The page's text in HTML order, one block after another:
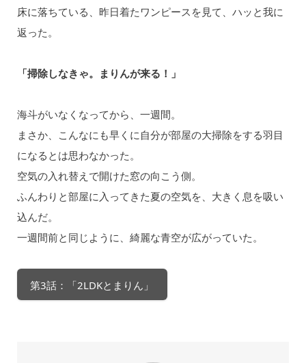
床に落ちている、昨日着たワンピースを見て、ハッと我に
返った。
「掃除しなきゃ。まりんが来る！」
海斗がいなくなってから、一週間。
まさか、こんなにも早くに自分が部屋の大掃除をする羽目
になるとは思わなかった。
空気の入れ替えで開けた窓の向こう側。
ふんわりと部屋に入ってきた夏の空気を、大きく息を吸い
込んだ。
一週間前と同じように、綺麗な青空が広がっていた。
第3話：「2LDKとまりん」